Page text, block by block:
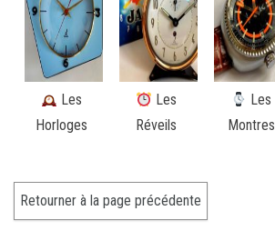
Les
Horloges
Les
Réveils
Les
Montres